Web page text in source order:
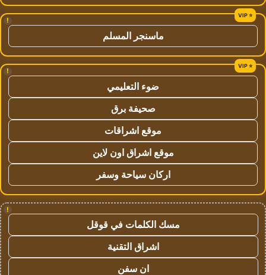
!
ماسنجر المسلم
!
ضوء التعليمي
صحيفة برق
موقع اشراقات
موقع اشراق اون لاين
اركان سياحة وسفر
!
مسك الكلمات في قوقل
اشراق التقنية
ان سفن